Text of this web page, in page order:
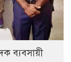
ব্যবসায়ী